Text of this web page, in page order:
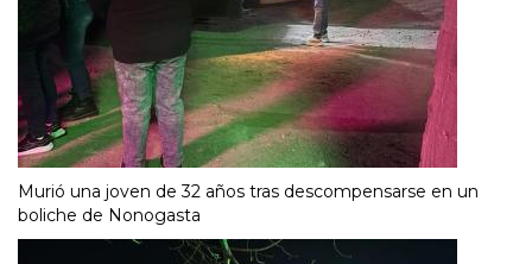
Murió una joven de 32 años tras descompensarse en un
boliche de Nonogasta